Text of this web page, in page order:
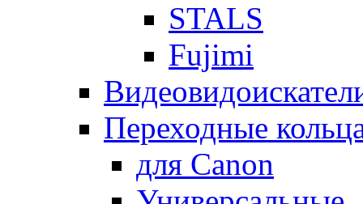
STALS
Fujimi
Переходные
для Canon